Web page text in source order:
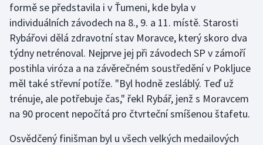
Ragby
Rychlobruslení
Rychlostní kanoistika
Short track
formě se představila i v Ťumeni, kde byla v
individuálních závodech na 8., 9. a 11. místě. Starosti
Rybářovi dělá zdravotní stav Moravce, který skoro dva
týdny netrénoval. Nejprve jej při závodech SP v zámoří
postihla viróza a na závěrečném soustředění v Pokljuce
měl také střevní potíže. "Byl hodně zesláblý. Teď už
trénuje, ale potřebuje čas," řekl Rybář, jenž s Moravcem
na 90 procent nepočítá pro čtvrteční smíšenou štafetu.
Osvědčený finišman byl u všech velkých medailových